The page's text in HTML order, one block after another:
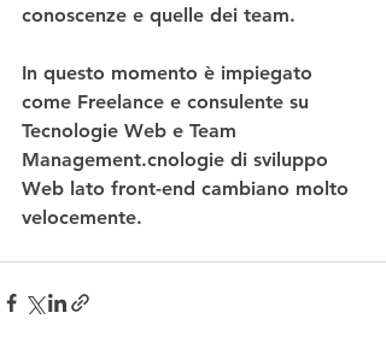
conoscenze e quelle dei team.
In questo momento è impiegato
come Freelance e consulente su
Tecnologie Web e Team
Management.cnologie di sviluppo
Web lato front-end cambiano molto
velocemente.